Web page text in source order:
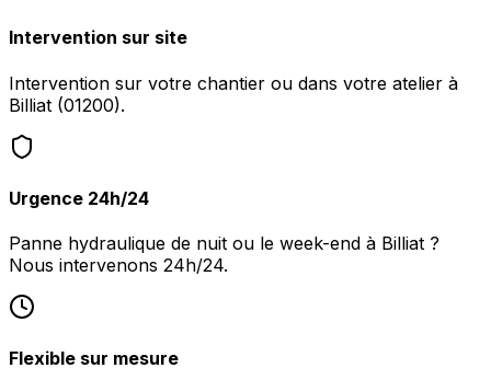
Intervention sur site
Intervention sur votre chantier ou dans votre atelier à
Billiat (01200).
Urgence 24h/24
Panne hydraulique de nuit ou le week-end à Billiat ?
Nous intervenons 24h/24.
Flexible sur mesure